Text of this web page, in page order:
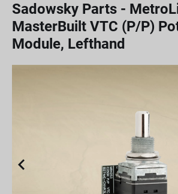
Sadowsky Parts -
MasterBuilt VTC (P/P)
Module, Lefthand